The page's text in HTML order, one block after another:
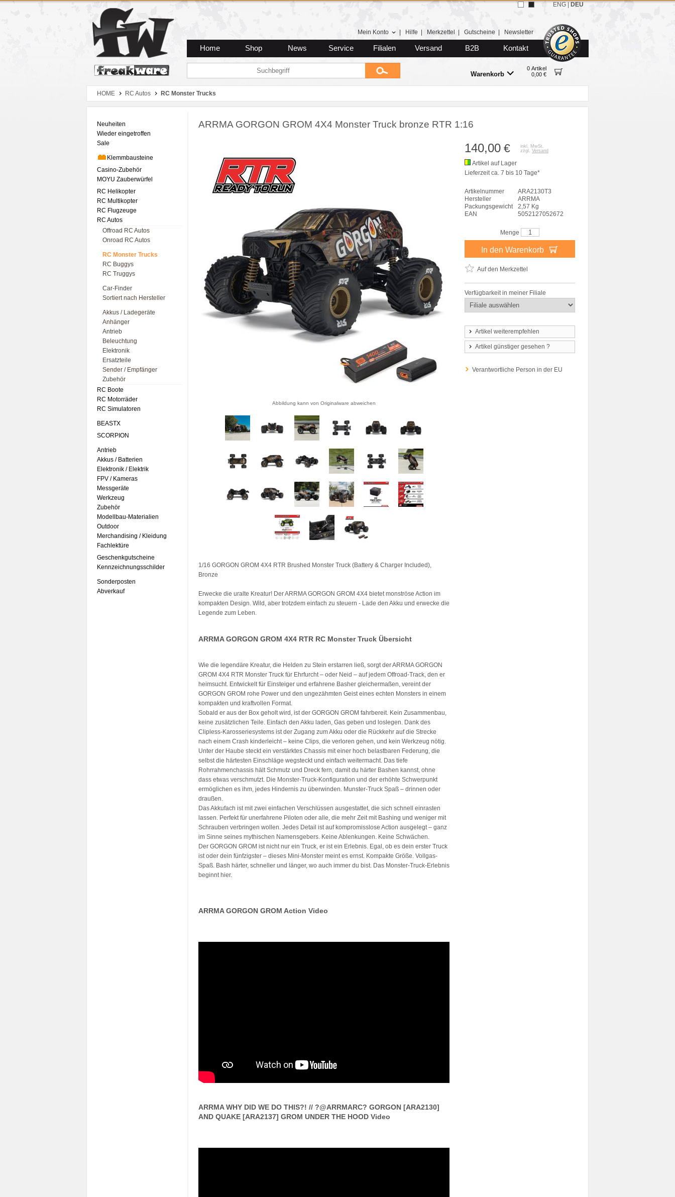
Zum Hauptmenue
Zum Seiteninhalt
Zum Warenkob
Mein Konto Hilfe Merkzettel Gutscheine Newsletter
Home Shop News Service Filialen Versand B2B Kontakt
Warenkorb
0 Artikel
0,00 €
ENG DEU
HOME RC Autos RC Monster Trucks
Neuheiten
Wieder eingetroffen
Sale
Klemmbausteine
Casino-Zubehör
MOYU Zauberwürfel
RC Helikopter
RC Multikopter
RC Flugzeuge
RC Autos
Offroad RC Autos
Onroad RC Autos
RC Monster Trucks
RC Buggys
RC Truggys
Car-Finder
Sortiert nach Hersteller
Akkus / Ladegeräte
Anhänger
Antrieb
Beleuchtung
Elektronik
Ersatzteile
Sender / Empfänger
Zubehör
RC Boote
RC Motorräder
RC Simulatoren
BEASTX
SCORPION
Antrieb
Akkus / Batterien
Elektronik / Elektrik
FPV / Kameras
Messgeräte
Werkzeug
Zubehör
Modellbau-Materialien
Outdoor
Merchandising / Kleidung
Fachlektüre
Geschenkgutscheine
Kennzeichnungsschilder
Sonderposten
Abverkauf
ARRMA GORGON GROM 4X4 Monster Truck bronze RTR 1:16
Abbildung kann von Originalware abweichen
1/16 GORGON GROM 4X4 RTR Brushed Monster Truck (Battery & Charger Included),
Bronze
Erwecke die uralte Kreatur! Der ARRMA GORGON GROM 4X4 bietet monströse Action im
kompakten Design. Wild, aber trotzdem einfach zu steuern - Lade den Akku und erwecke die
Legende zum Leben.
ARRMA GORGON GROM 4X4 RTR RC Monster Truck Übersicht
Wie die legendäre Kreatur, die Helden zu Stein erstarren ließ, sorgt der ARRMA GORGON
GROM 4X4 RTR Monster Truck für Ehrfurcht – oder Neid – auf jedem Offroad-Track, den er
heimsucht. Entwickelt für Einsteiger und erfahrene Basher gleichermaßen, vereint der
GORGON GROM rohe Power und den ungezähmten Geist eines echten Monsters in einem
kompakten und kraftvollen Format.
Sobald er aus der Box geholt wird, ist der GORGON GROM fahrbereit. Kein Zusammenbau,
keine zusätzlichen Teile. Einfach den Akku laden, Gas geben und loslegen. Dank des
Clipless-Karosseriesystems ist der Zugang zum Akku oder die Rückkehr auf die Strecke
nach einem Crash kinderleicht – keine Clips, die verloren gehen, und kein Werkzeug nötig.
Unter der Haube steckt ein verstärktes Chassis mit einer hoch belastbaren Federung, die
selbst die härtesten Einschläge wegsteckt und einfach weitermacht. Das tiefe
Rohrrahmenchassis hält Schmutz und Dreck fern, damit du härter Bashen kannst, ohne
dass etwas verschmutzt. Die Monster-Truck-Konfiguration und der erhöhte Schwerpunkt
ermöglichen es ihm, jedes Hindernis zu überwinden. Munster-Truck Spaß – drinnen oder
draußen.
Das Akkufach ist mit zwei einfachen Verschlüssen ausgestattet, die sich schnell einrasten
lassen. Perfekt für unerfahrene Piloten oder alle, die mehr Zeit mit Bashing und weniger mit
Schrauben verbringen wollen. Jedes Detail ist auf kompromisslose Action ausgelegt – ganz
im Sinne seines mythischen Namensgebers. Keine Ablenkungen. Keine Schwächen.
Der GORGON GROM ist nicht nur ein Truck, er ist ein Erlebnis. Egal, ob es dein erster Truck
ist oder dein fünfzigster – dieses Mini-Monster meint es ernst. Kompakte Größe. Vollgas-
Spaß. Bash härter, schneller und länger, wo auch immer du bist. Das Monster-Truck-Erlebnis
beginnt hier.
ARRMA GORGON GROM Action Video
ARRMA WHY DID WE DO THIS?! // ?@ARRMARC? GORGON [ARA2130]
AND QUAKE [ARA2137] GROM UNDER THE HOOD Video
140,00 €
inkl. MwSt.
zzgl. Versand
Artikel auf Lager
Lieferzeit ca. 7 bis 10 Tage*
Artikelnummer
ARA2130T3
Hersteller
ARRMA
Packungsgewicht
2,57 Kg
EAN
5052127052672
Menge
In den Warenkorb
Auf den Merkzettel
Verfügbarkeit in meiner Filiale
Artikel weiterempfehlen
Artikel günstiger gesehen ?
Verantwortliche Person in der EU